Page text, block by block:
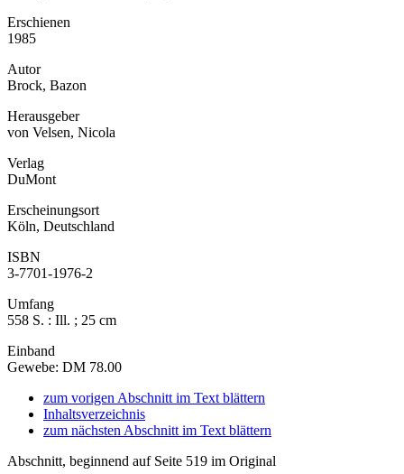
Erschienen
1985
Autor
Brock, Bazon
Herausgeber
von Velsen, Nicola
Verlag
DuMont
Erscheinungsort
Köln, Deutschland
ISBN
3-7701-1976-2
Umfang
558 S. : Ill. ; 25 cm
Einband
Gewebe: DM 78.00
zum vorigen Abschnitt im Text blättern
Inhaltsverzeichnis
zum nächsten Abschnitt im Text blättern
Abschnitt, beginnend auf Seite 519 im Original